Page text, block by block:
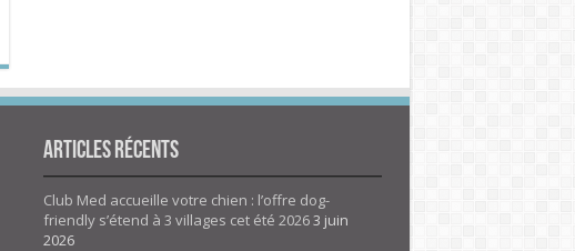
Articles Récents
Club Med accueille votre chien : l’offre dog-
friendly s’étend à 3 villages cet été 20263 juin
2026